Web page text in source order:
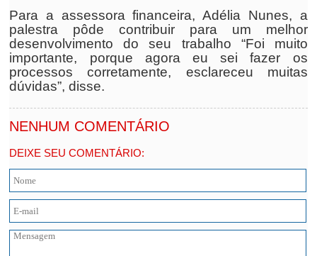
Para a assessora financeira, Adélia Nunes, a
palestra pôde contribuir para um melhor
desenvolvimento do seu trabalho “Foi muito
importante, porque agora eu sei fazer os
processos corretamente, esclareceu muitas
dúvidas”, disse.
NENHUM COMENTÁRIO
DEIXE SEU COMENTÁRIO: